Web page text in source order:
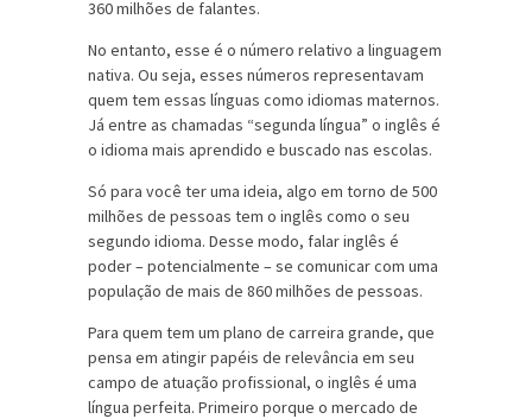
360 milhões de falantes.
No entanto, esse é o número relativo a linguagem
nativa. Ou seja, esses números representavam
quem tem essas línguas como idiomas maternos.
Já entre as chamadas “segunda língua” o inglês é
o idioma mais aprendido e buscado nas escolas.
Só para você ter uma ideia, algo em torno de 500
milhões de pessoas tem o inglês como o seu
segundo idioma. Desse modo, falar inglês é
poder – potencialmente – se comunicar com uma
população de mais de 860 milhões de pessoas.
Para quem tem um plano de carreira grande, que
pensa em atingir papéis de relevância em seu
campo de atuação profissional, o inglês é uma
língua perfeita. Primeiro porque o mercado de